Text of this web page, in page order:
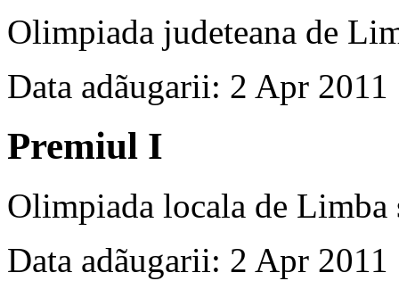
Olimpiada judeteana de
Data adãugarii: 2 Apr 2011
Premiul I
Olimpiada locala de
Data adãugarii: 2 Apr 2011